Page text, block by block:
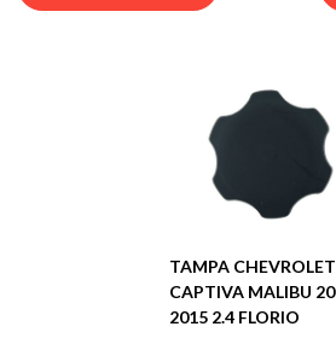
TAMPA CHEVROLET
CAPTIVA MALIBU
2015 2.4 FLORIO